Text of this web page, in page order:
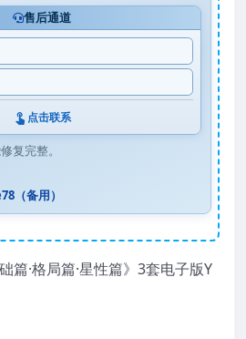
售后通道
点击联系
复完整。
（备用）
篇·格局篇·星性篇》3套电子版Y